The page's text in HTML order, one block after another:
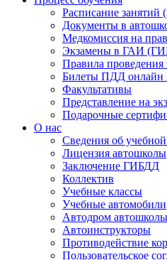
Расписание занятий
Документы в
Медкомиссия на
Экзамены в ГАИ
Правила
Билеты ПДД онлайн
Факультативы
Представление на
Подарочные
О нас
Сведения об
Лицензия автошколы
Заключение ГИБДД
Коллектив
Учебные классы
Учебные автомобили
Автодром
Автоинструкторы
Противодействие
Пользовательское